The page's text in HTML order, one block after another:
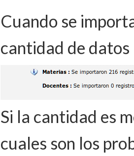
Cuando se
cantidad de
Si la cantidad es
cuales son los